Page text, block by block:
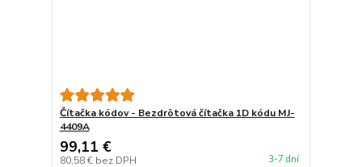
Čítačka kódov - Bezdrôtová čítačka 1D kódu MJ-
4409A
99,11 €
80,58 € bez DPH 3-7 dní